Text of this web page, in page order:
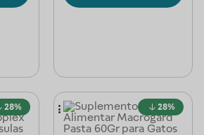
28% 28%